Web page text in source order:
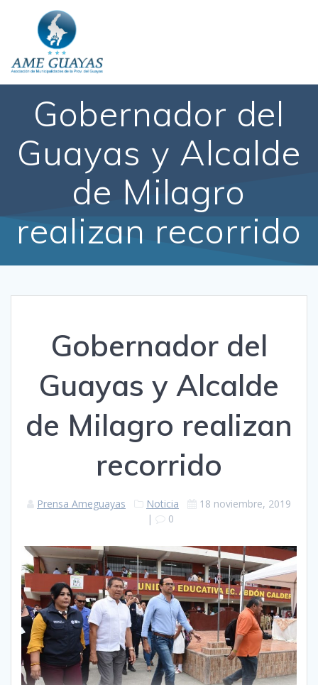
Gobernador del
Guayas y Alcalde
de Milagro
realizan recorrido
Gobernador del
Guayas y Alcalde
de Milagro realizan
recorrido
Prensa Ameguayas Noticia
18 noviembre, 2019
|
0